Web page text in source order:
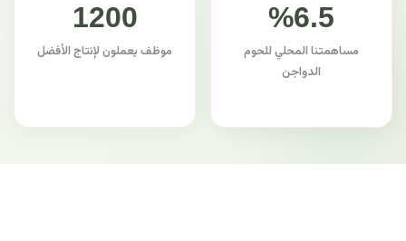
%6.5
مساهمتنا المحلي للحوم
الدواجن
1200
موظف يعملون لإنتاج الأفضل